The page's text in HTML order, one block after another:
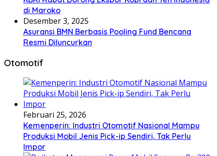
di Maroko
Desember 3, 2025
Asuransi BMN Berbasis Pooling Fund Bencana
Resmi Diluncurkan
Otomotif
Februari 25, 2026
Kemenperin: Industri Otomotif Nasional Mampu
Produksi Mobil Jenis Pick-ip Sendiri, Tak Perlu
Impor